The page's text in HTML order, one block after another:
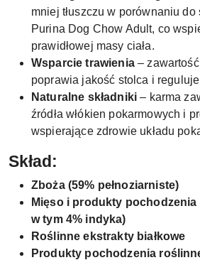
mniej tłuszczu w porównaniu
Purina Dog Chow Adult, co
prawidłowej masy ciała.
Wsparcie trawienia–
poprawia jakość stolca i
Naturalne składniki – karma
źródła włókien pokarmowych i
wspierające zdrowie układu
Skład:
Zboża (59% pełnoziarniste)
Mięso i produkty pochodzenia
w tym 4% indyka)
Roślinne ekstrakty białkowe
Produkty pochodzenia